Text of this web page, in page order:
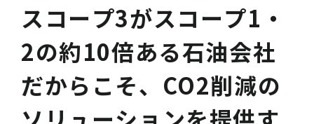
スコープ3がスコープ1・
2の約10倍ある石油会社
だからこそ、CO2削減の